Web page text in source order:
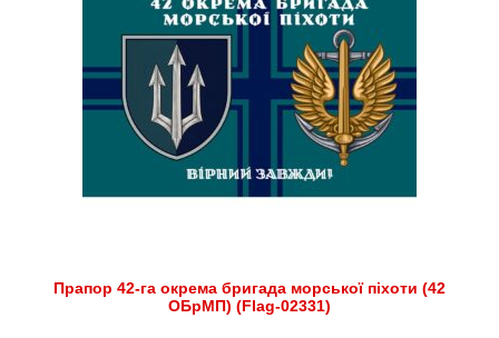
Прапор 42-га окрема бригада морської піхоти (42
ОБрМП) (Flag-02331)